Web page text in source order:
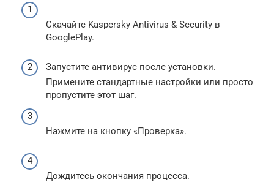
Скачайте Kaspersky Antivirus & Security в
GooglePlay.
Запустите антивирус после установки.
Примените стандартные настройки или просто
пропустите этот шаг.
Нажмите на кнопку «Проверка».
Дождитесь окончания процесса.